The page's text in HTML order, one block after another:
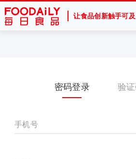
让食品创新触手可及
密码登录 验
手机号